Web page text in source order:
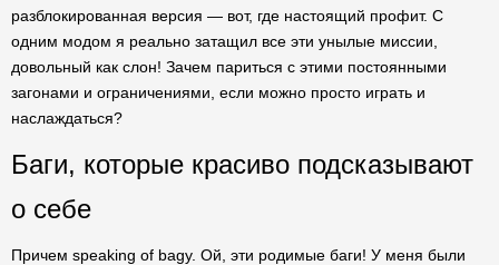
разблокированная версия — вот, где настоящий профит. С
одним модом я реально затащил все эти унылые миссии,
довольный как слон! Зачем париться с этими постоянными
загонами и ограничениями, если можно просто играть и
наслаждаться?
Баги, которые красиво подсказывают
о себе
Причем speaking of bagy. Ой, эти родимые баги! У меня были